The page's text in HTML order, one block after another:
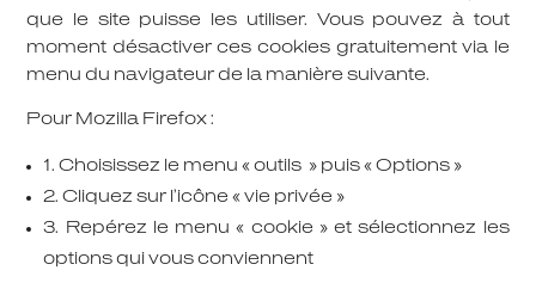
que le site puisse les utiliser. Vous pouvez à tout
moment désactiver ces cookies gratuitement via le
menu du navigateur de la manière suivante.
Pour Mozilla Firefox :
1. Choisissez le menu « outils » puis « Options »
2. Cliquez sur l’icône « vie privée »
3. Repérez le menu « cookie » et sélectionnez les
options qui vous conviennent